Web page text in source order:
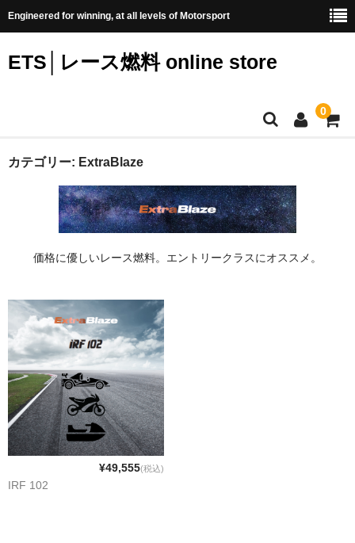
Engineered for winning, at all levels of Motorsport
ETS│レース燃料 online store
0
HOME
モトリティ
ETSとは
カテゴリー
ExtraBlaze
PowerBlaze
UltraBlaze
RenewaBlaze
会員ページ
よくある質問
カテゴリー: ExtraBlaze
価格に優しいレース燃料。エントリークラスにオススメ。
¥49,555(税込)
IRF 102